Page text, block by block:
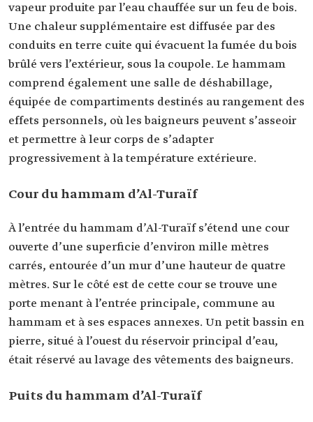
vapeur produite par l’eau chauffée sur un feu de bois.
Une chaleur supplémentaire est diffusée par des
conduits en terre cuite qui évacuent la fumée du bois
brûlé vers l’extérieur, sous la coupole. Le hammam
comprend également une salle de déshabillage,
équipée de compartiments destinés au rangement des
effets personnels, où les baigneurs peuvent s’asseoir
et permettre à leur corps de s’adapter
progressivement à la température extérieure.
Cour du hammam d’Al-Turaïf
À l’entrée du hammam d’Al-Turaïf s’étend une cour
ouverte d’une superficie d’environ mille mètres
carrés, entourée d’un mur d’une hauteur de quatre
mètres. Sur le côté est de cette cour se trouve une
porte menant à l’entrée principale, commune au
hammam et à ses espaces annexes. Un petit bassin en
pierre, situé à l’ouest du réservoir principal d’eau,
était réservé au lavage des vêtements des baigneurs.
Puits du hammam d’Al-Turaïf